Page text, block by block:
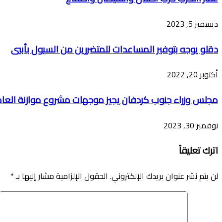
ديسمبر 5, 2023
دقلو يوجه بتوفير المساعدات للمتضررين من السيول بأبيي
أكتوبر 20, 2022
مجلس وزراء جنوب كردفان يجيز موجهات مشروع موازنة العام
نوفمبر 30, 2023
اترك تعليقاً
لن يتم نشر عنوان بريدك الإلكتروني. الحقول الإلزامية مشار إليها بـ*